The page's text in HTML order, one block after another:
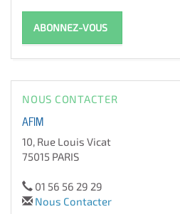
ABONNEZ-VOUS
NOUS CONTACTER
AFIM
10, Rue Louis Vicat
75015 PARIS
01 56 56 29 29
Nous Contacter